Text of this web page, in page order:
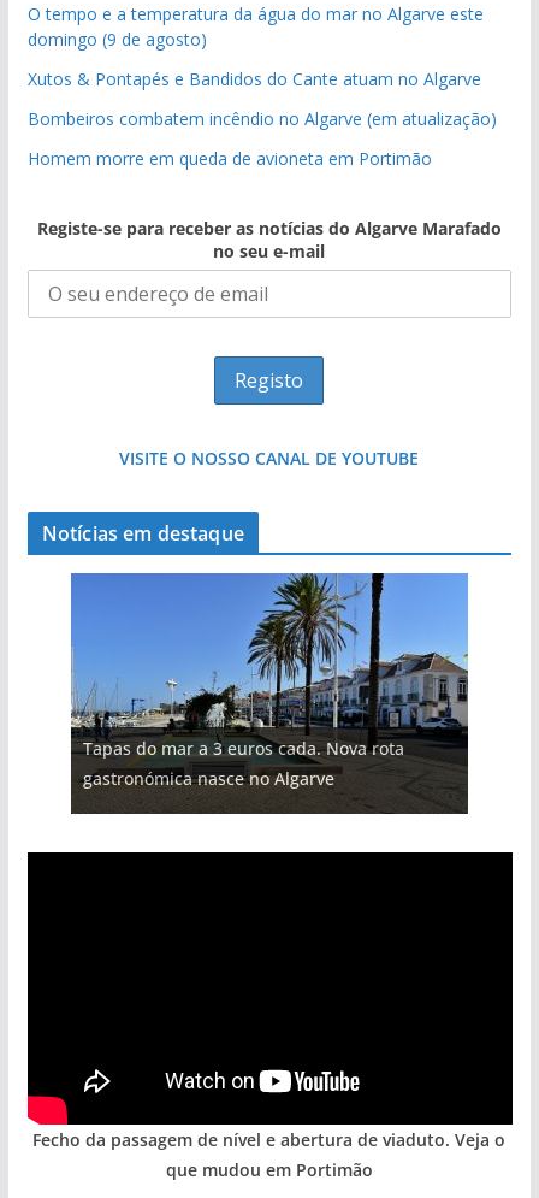
O tempo e a temperatura da água do mar no Algarve este
domingo (9 de agosto)
Xutos & Pontapés e Bandidos do Cante atuam no Algarve
Bombeiros combatem incêndio no Algarve (em atualização)
Homem morre em queda de avioneta em Portimão
Registe-se para receber as notícias do Algarve Marafado
no seu e-mail
VISITE O NOSSO CANAL DE YOUTUBE
Notícias em destaque
Tapas do mar a 3 euros cada. Nova rota
gastronómica nasce no Algarve
Milagre da água. Fontes emblemáticas do
Algarve voltam a ter vida (com vídeo)
Projeto milionário: investimento de 108
milhões de euros na construção de dois
hotéis (com vídeo)
Foto do dia: uma cidade algarvia que cresceu
entre redes e fábricas
Tempestades roubam areia de praias e põem
arribas em risco no Algarve (com vídeo)
Fecho da passagem de nível e abertura de viaduto. Veja o
que mudou em Portimão